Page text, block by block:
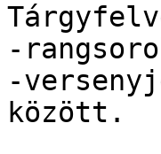
-
-
között.